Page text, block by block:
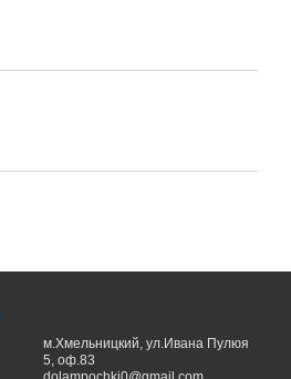
м.Хмельницкий, ул.Ивана Пулюя
5, оф.83